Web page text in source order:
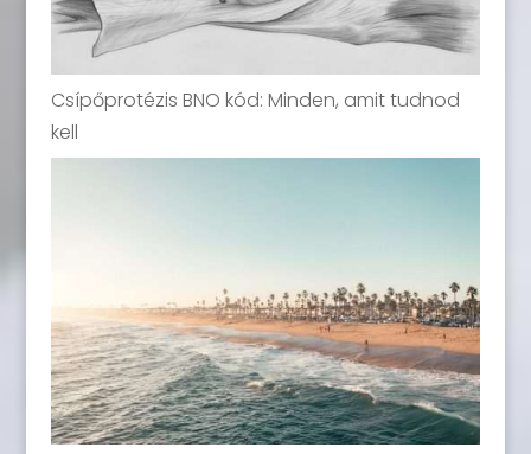
Csípőprotézis BNO kód: Minden, amit tudnod
kell